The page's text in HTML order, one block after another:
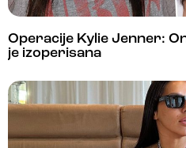
Operacije Kylie Jenner:
je izoperisana